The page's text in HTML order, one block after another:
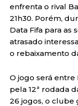
enfrenta o rival
21h30. Porém,
Data Fifa para as
atrasado
o rebaixamento
O jogo será entre
pela 12ª rodada
26 jogos, o clube